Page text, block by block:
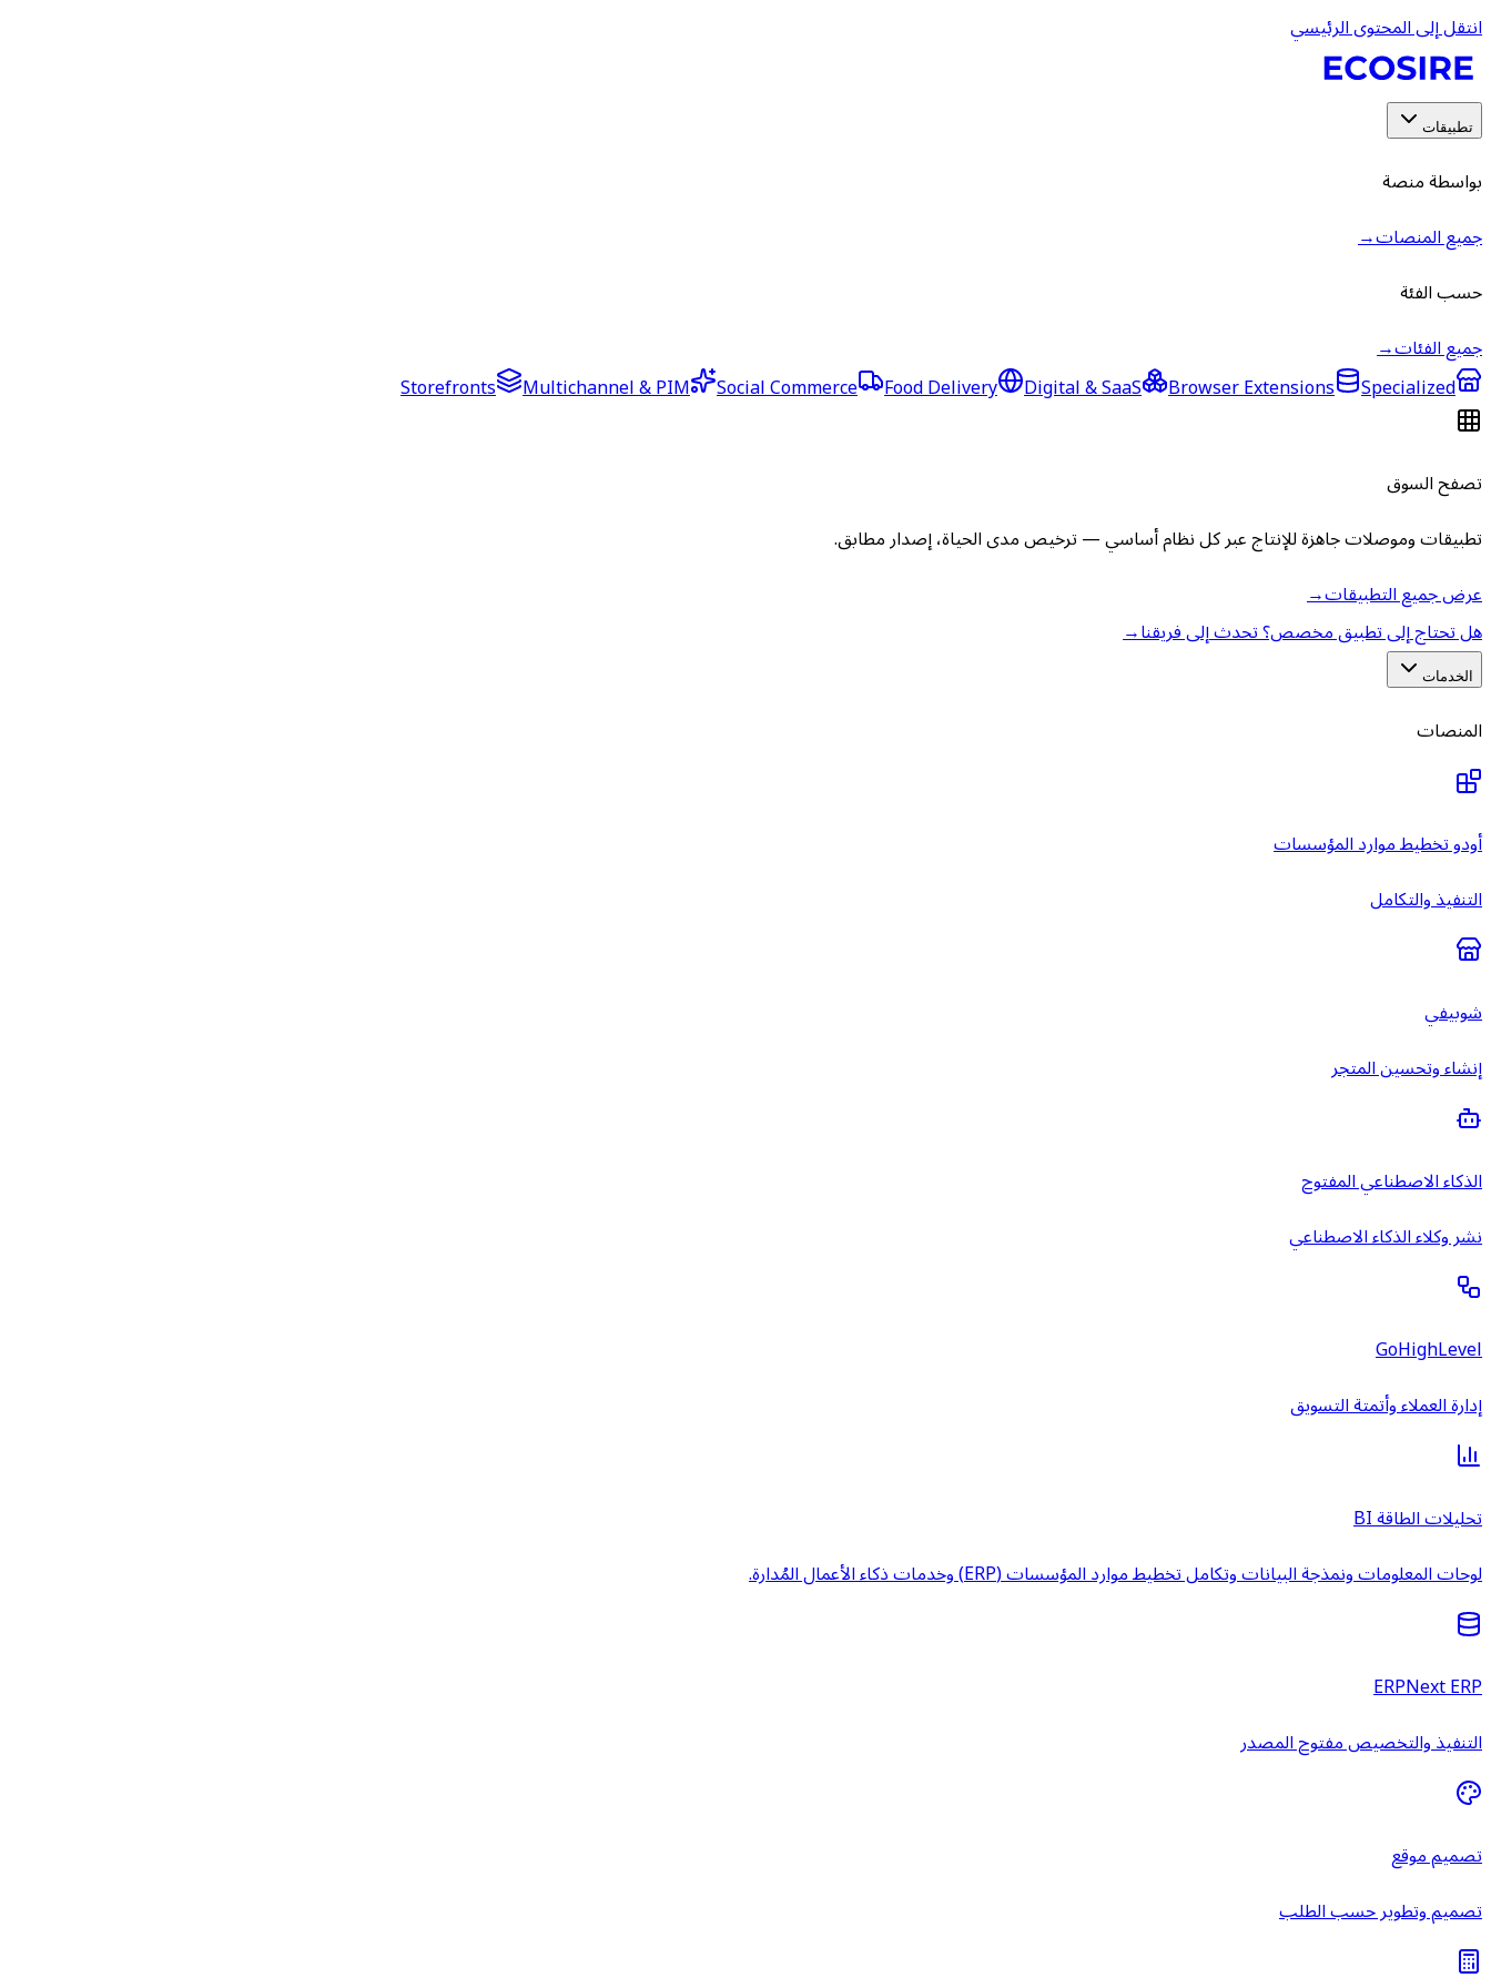
انتقل إلى المحتوى الرئيسي
تطبيقات
بواسطة منصة
جميع المنصات→
حسب الفئة
جميع الفئات→
Storefronts
Multichannel & PIM Social Commerce Food Delivery Digital & SaaS Browser Extensions Specialized
تصفح السوق
تطبيقات وموصلات جاهزة للإنتاج عبر كل نظام أساسي — ترخيص مدى الحياة، إصدار مطابق.
عرض جميع التطبيقات→
هل تحتاج إلى تطبيق مخصص؟ تحدث إلى فريقنا→
الخدمات
المنصات
أودو تخطيط موارد المؤسسات
التنفيذ والتكامل
شوبيفي
إنشاء وتحسين المتجر
الذكاء الاصطناعي المفتوح
نشر وكلاء الذكاء الاصطناعي
GoHighLevel
إدارة العملاء وأتمتة التسويق
تحليلات الطاقة BI
لوحات المعلومات ونمذجة البيانات وتكامل تخطيط موارد المؤسسات (ERP) وخدمات ذكاء الأعمال المُدارة.
ERPNext ERP
التنفيذ والتخصيص مفتوح المصدر
تصميم موقع
تصميم وتطوير حسب الطلب